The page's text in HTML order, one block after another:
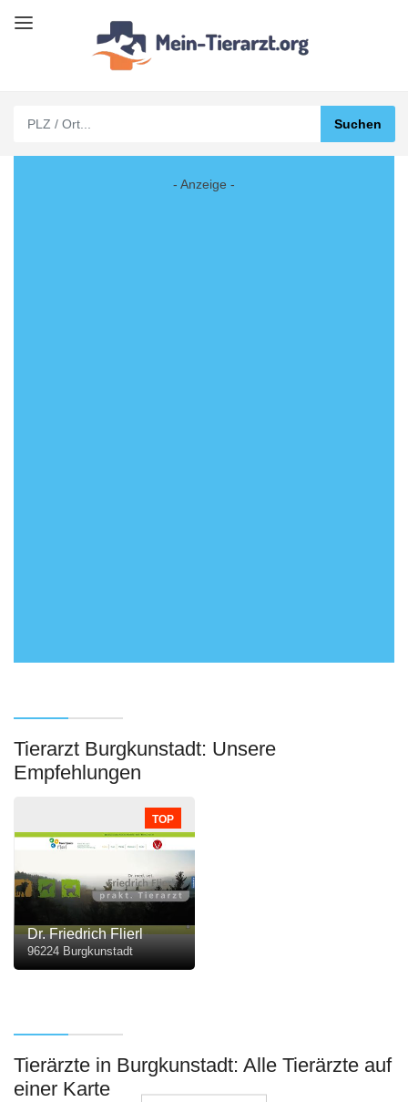
- Anzeige -
Tierarzt Burgkunstadt: Unsere
Empfehlungen
TOP
Dr. Friedrich Flierl
96224 Burgkunstadt
Tierärzte in Burgkunstadt: Alle Tierärzte auf
einer Karte